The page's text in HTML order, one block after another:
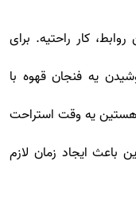
روابط، کار راحتیه. برای
یه فنجان قهوه با
هستین یه وقت استراحت
باعث ایجاد زمان لازم